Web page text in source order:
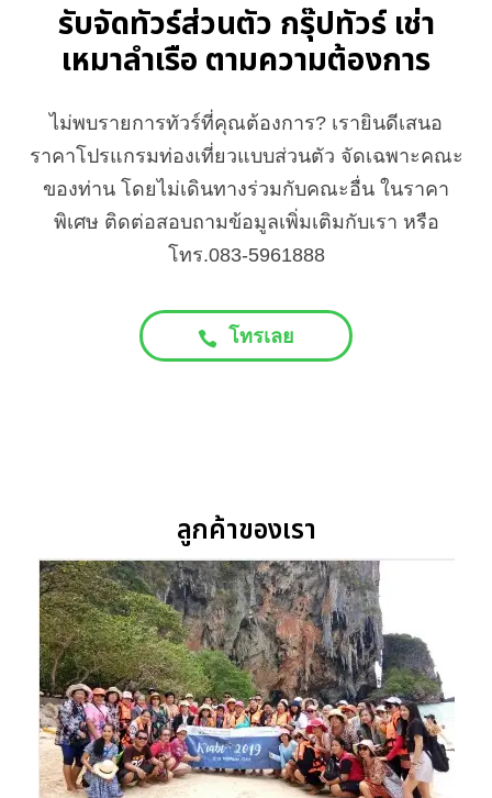
รับจัดทัวร์ส่วนตัว กรุ๊ปทัวร์ เช่า
เหมาลำเรือ ตามความต้องการ
ไม่พบรายการทัวร์ที่คุณต้องการ? เรายินดีเสนอ
ราคาโปรแกรมท่องเที่ยวแบบส่วนตัว จัดเฉพาะคณะ
ของท่าน โดยไม่เดินทางร่วมกับคณะอื่น ในราคา
พิเศษ ติดต่อสอบถามข้อมูลเพิ่มเติมกับเรา หรือ
โทร.083-5961888
โทรเลย
ลูกค้าของเรา